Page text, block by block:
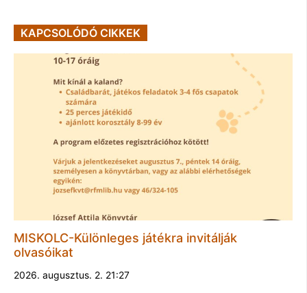
KAPCSOLÓDÓ CIKKEK
MISKOLC-Különleges játékra invitálják
olvasóikat
2026. augusztus. 2. 21:27